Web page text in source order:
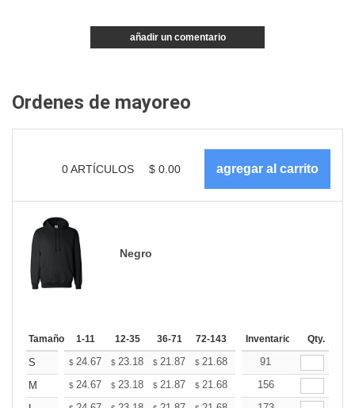
añadir un comentario
Ordenes de mayoreo
0ARTÍCULOS $ 0.00
Negro
Tamaño 1-11 12-35 36-71 72-143 144-287 288 +
Inventario Qty.
S $ 24.67 $ 23.18 $ 21.87 $ 21.68 21.31
91
M
$ 24.67 $ 23.18 $ 21.87 $ 21.68 21.31
156